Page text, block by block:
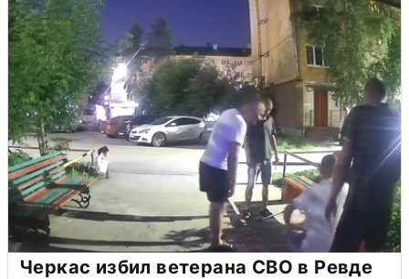
Черкас избил ветерана СВО в Ревде